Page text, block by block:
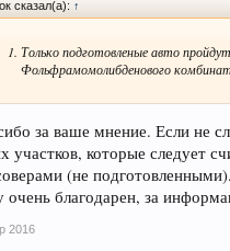
сказал(а): ↑
Только подготовленые авто
Фольфрамомолибденового
за ваше мнение. Если не
участков, которые следует
(не
очень благодарен, за
2016